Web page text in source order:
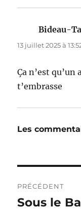
Bideau-
13 juillet 2025 à
Ça n’est qu’un
t’embrasse
Les
de
PRÉCÉDENT
Publication
Sous le